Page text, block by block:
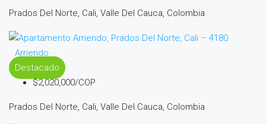
Prados Del Norte, Cali, Valle Del Cauca, Colombia
Arriendo
Destacado
$2,020,000/COP
Prados Del Norte, Cali, Valle Del Cauca, Colombia